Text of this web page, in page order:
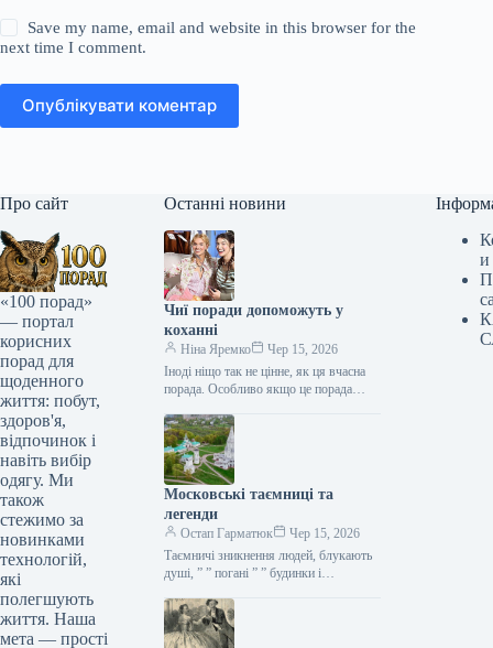
Save my name, email and website in this browser for the
next time I comment.
Опублікувати коментар
Про сайт
«100 порад»
— портал
корисних
порад для
щоденного
життя: побут,
здоров'я,
відпочинок і
навіть вибір
одягу. Ми
також
стежимо за
новинками
технологій,
які
полегшують
життя. Наша
мета — прості
Останні новини
Чиї поради допоможуть у
коханні
Ніна Яремко
Чер 15, 2026
Іноді ніщо так не цінне, як ця вчасна
порада. Особливо якщо це порада
косметолога, тренера, стиліста…
Московські таємниці та
легенди
Остап Гарматюк
Чер 15, 2026
Таємничі зникнення людей, блукають
душі, ” ” погані ” ” будинки і
Щоб…
и